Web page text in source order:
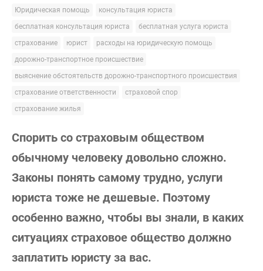
Юридическая помощь
консультация юриста
бесплатная консультация юриста
бесплатная услуга юриста
страхование
юрист
расходы на юридическую помощь
дорожно-транспортное происшествие
выяснение обстоятельств дорожно-транспортного происшествия
страхование ответственности
страховой спор
страхование жилья
Спорить со страховым обществом
обычному человеку довольно сложно.
Законы понять самому трудно, услуги
юриста тоже не дешевые. Поэтому
особенно важно, чтобы вы знали, в каких
ситуациях страховое общество должно
заплатить юристу за вас.